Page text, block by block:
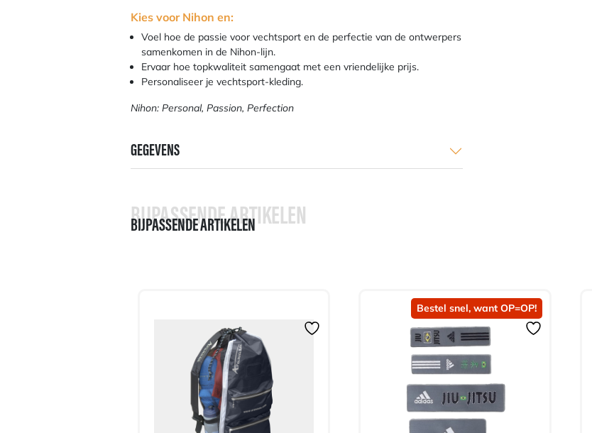
Kies voor Nihon en:
Voel hoe de passie voor vechtsport en de perfectie van de ontwerpers
samenkomen in de Nihon-lijn.
Ervaar hoe topkwaliteit samengaat met een vriendelijke prijs.
Personaliseer je vechtsport-kleding.
Nihon: Personal, Passion, Perfection
GEGEVENS
BIJPASSENDE ARTIKELEN
BIJPASSENDE ARTIKELEN
Bestel snel, want OP=OP!